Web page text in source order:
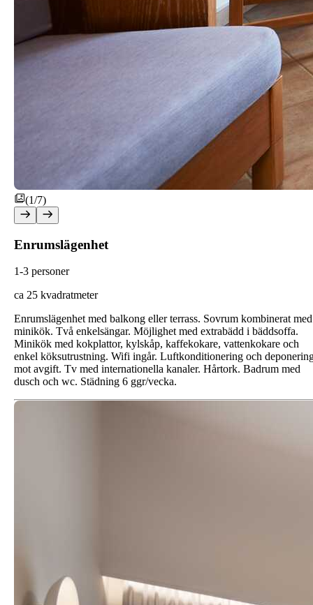
(1/7)
Enrumslägenhet
1-3 personer
ca 25 kvadratmeter
Enrumslägenhet med balkong eller terrass. Sovrum kombinerat med
minikök. Två enkelsängar. Möjlighet med extrabädd i bäddsoffa.
Minikök med kokplattor, kylskåp, kaffekokare, vattenkokare och
enkel köksutrustning. Wifi ingår. Luftkonditionering och
mot avgift. Tv med internationella kanaler. Hårtork. Badrum med
dusch och wc. Städning 6 ggr/vecka.